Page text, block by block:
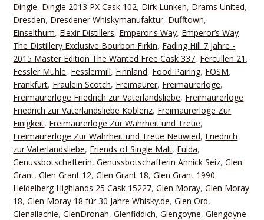
Dingle, Dingle 2013 PX Cask 102, Dirk Lunken, Drams United,
Dresden, Dresdener Whiskymanufaktur, Dufftown,
Einselthum, Elexir Distillers, Emperor's Way, Emperor’s Way
The Distillery Exclusive Bourbon Firkin, Fading Hill 7 Jahre -
2015 Master Edition The Wanted Free Cask 337, Fercullen 21 ,
Fessler Mühle, Fesslermill, Finnland, Food Pairing, FOSM,
Frankfurt, Fräulein Scotch, Freimaurer, Freimaurerloge,
Freimaurerloge Friedrich zur Vaterlandsliebe, Freimaurerloge
Friedrich zur Vaterlandsliebe Koblenz, Freimaurerloge Zur
Einigkeit, Freimaurerloge Zur Wahrheit und Treue,
Freimaurerloge Zur Wahrheit und Treue Neuwied, Friedrich
zur Vaterlandsliebe, Friends of Single Malt, Fulda,
Genussbotschafterin,Genussbotschafterin Annick Seiz,Glen
Grant,Glen Grant 12,Glen Grant 18,Glen Grant 1990
Heidelberg Highlands 25 Cask 15227,Glen Moray,Glen Moray
18,Glen Moray 18 für 30 Jahre Whisky.de,Glen Ord,
Glenallachie,GlenDronah,Glenfiddich,Glengoyne,Glengoyne